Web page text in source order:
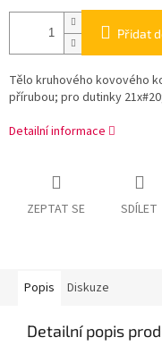
Přidat
Tělo kruhového kovového
přírubou; pro dutinky
Detailní informace
ZEPTAT SE SDÍLET
Popis Diskuze
Detailní popis